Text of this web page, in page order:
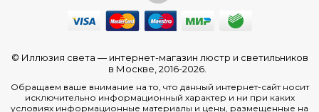
© Иллюзия света — интернет-магазин люстр и светильников
в Москве , 2016-2026.
Обращаем ваше внимание на то, что данный интернет-сайт носит
исключительно информационный характер и ни при каких
условиях информационные материалы и цены, размещенные на